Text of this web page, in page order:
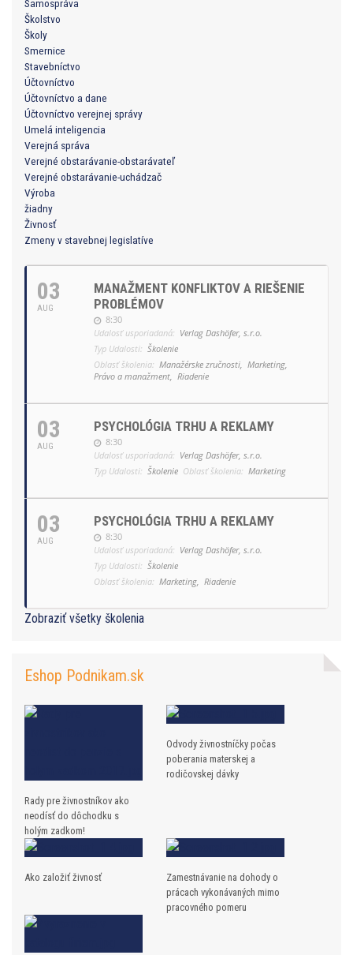
Samospráva
Školstvo
Školy
Smernice
Stavebníctvo
Účtovníctvo
Účtovníctvo a dane
Účtovníctvo verejnej správy
Umelá inteligencia
Verejná správa
Verejné obstarávanie-obstarávateľ
Verejné obstarávanie-uchádzač
Výroba
žiadny
Živnosť
Zmeny v stavebnej legislatíve
03
AUG
MANAŽMENT KONFLIKTOV A RIEŠENIE
PROBLÉMOV
8:30
Udalosť usporiadaná: Verlag Dashöfer, s.r.o.
Typ Udalosti: Školenie
Oblasť školenia: Manažérske zručnosti, Marketing,
Právo a manažment, Riadenie
03
AUG
PSYCHOLÓGIA TRHU A REKLAMY
8:30
Udalosť usporiadaná: Verlag Dashöfer, s.r.o.
Typ Udalosti: Školenie Oblasť školenia: Marketing
03
AUG
PSYCHOLÓGIA TRHU A REKLAMY
8:30
Udalosť usporiadaná: Verlag Dashöfer, s.r.o.
Typ Udalosti: Školenie
Oblasť školenia: Marketing, Riadenie
Zobraziť všetky školenia
Eshop Podnikam.sk
Rady pre živnostníkov ako
neodísť do dôchodku s
holým zadkom!
Odvody živnostníčky počas
poberania materskej a
rodičovskej dávky
Ako založiť živnosť
Zamestnávanie na dohody o
prácach vykonávaných mimo
pracovného pomeru